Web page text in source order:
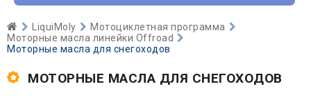
LiquiMoly
Мотоциклетная программа
Моторные масла линейки Offroad
Моторные масла для снегоходов
МОТОРНЫЕ МАСЛА ДЛЯ СНЕГОХОДОВ